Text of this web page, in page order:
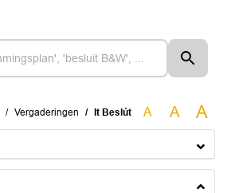
Vergaderingen It Beslút A A A